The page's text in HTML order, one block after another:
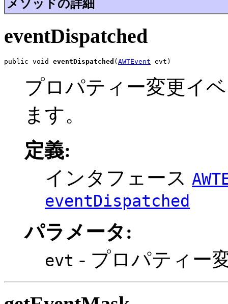
メソッドの詳細
eventDispatched
public void eventDispatched (AWTEvent evt)
プロパティー変更イ
ます。
定義:
インタフェース
eventDispatched
パラメータ:
evt - プロパティー